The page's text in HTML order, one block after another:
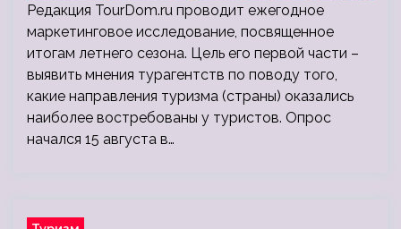
Редакция TourDom.ru проводит ежегодное
маркетинговое исследование, посвященное
итогам летнего сезона. Цель его первой части –
выявить мнения турагентств по поводу того,
какие направления туризма (страны) оказались
наиболее востребованы у туристов. Опрос
начался 15 августа в…